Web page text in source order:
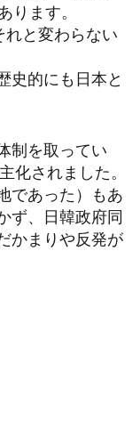
ります。
と変わらない
史的にも日本と
制を取ってい
化されました。
であった）もあ
ず、日韓政府同
かまりや反発が